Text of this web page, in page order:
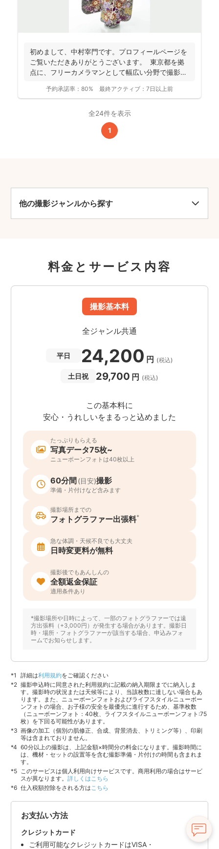
初めまして、中村宰門です。プロフィールページを
ご覧いただきありがとうございます。 東京都を拠
点に、フリーカメラマンとして幅広い分野で撮影を
予約承諾率： 80% 最終アクティブ： 7日以上前
全24件を表示
1
他の撮影ジャンルから探す
料金とサービス内容
撮影基本料
全ジャンル共通
平日 24,200 円 (税込)
土日祝 29,700 円 (税込)
この基本料に
安心・うれしいをまるっと込めました
たっぷりもらえる
写真データ75枚~
ニューボーンフォトは40枚以上
60分間 (目安)撮影
準備・片付けなど含みます
撮影場所までの
フォトグラファー出張料*
急な体調・天候不良でも大丈夫
日時変更料が無料
撮影後でもあんしんの
全額返金保証
適用条件あり
*撮影場所や日時によって、一部のフォトグラファーでは遠
方出張料（+3,000円）が発生する場合があります。撮影日
時・場所・フォトグラファーが該当する場合、申込みフォ
ームでお知らせします。
詳細は利用規約をご確認ください
撮影申込時に同意された利用規約に記載の納入期限までに納入しま
す。撮影時の状況または天候等により、当該枚数に達しない場合もあ
ります。また、ニューボーンフォトおよびライフスタイルニューボー
ンフォトの場合、お子様の安全を最優先に進行するため、基準枚数
（ニューボーンフォト：40枚、ライフスタイルニューボーンフォト:75
枚）を下回る可能性があります。
画像の加工（個別の肌修正、合成、背景消去、トリミング等）、印刷
等は含まれておりません。
60分以上の撮影は、上記金額×時間分の料金になります。撮影時間に
は、機材・セットの設置等を含む撮影準備・片付けの時間も含まれま
す。
このサービスは個人利用向けサービスです。商用利用の場合はサービ
スが異なります。詳しくはこちら
仕入税額控除をされる方は こちら
お支払い方法
クレジットカード
ご利用可能なクレジットカードはVISA・